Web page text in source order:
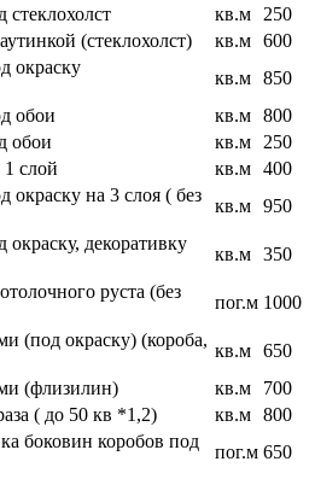
кв.м 250
(стеклохолст) кв.м 600
окраску
кв.м 850
обои кв.м 800
обои кв.м 250
слой кв.м 400
окраску на 3 слоя ( без
кв.м 950
декоративку
кв.м 350
руста (без
пог.м 1000
(под окраску) (короба,
кв.м 650
(флизилин) кв.м
700
( до 50 кв *1,2) кв.м 800
боковин коробов под
пог.м 650